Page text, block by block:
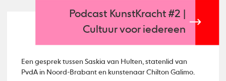
Podcast KunstKracht #2 |
Cultuur voor iedereen
Een gesprek tussen Saskia van Hulten, statenlid van
PvdA in Noord-Brabant en kunstenaar Chilton Galimo.